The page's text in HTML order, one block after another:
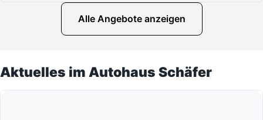
Alle Angebote anzeigen
Aktuelles im Autohaus Schäfer